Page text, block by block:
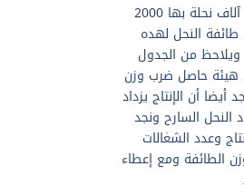
القراءة للجدول تكون عمودية أي أن الخلية التي بها 10 آلاف نحلة بها 2000
النحل لهده
ويلاحظ من الجدول
هيئة حاصل ضرب وزن
ابتداءً من الوزن 2 كغم ونجد أيضا أن الإنتاج يزداد
النحل السارح ونجد
وعدد الشغالات
الطائفة ومع إعطاء